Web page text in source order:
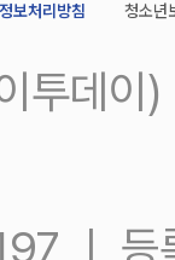
보처리방침 청소년
투데
ㅣ